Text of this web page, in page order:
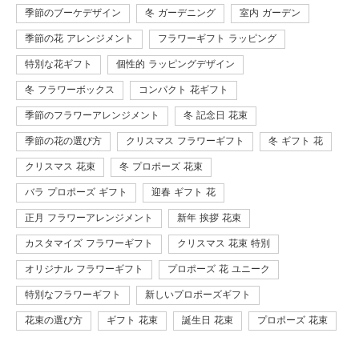
季節のブーケデザイン 冬 ガーデニング 室内 ガーデン
季節の花 アレンジメント フラワーギフト ラッピング
特別な花ギフト 個性的 ラッピングデザイン
冬 フラワーボックス コンパクト 花ギフト
季節のフラワーアレンジメント 冬 記念日 花束
季節の花の選び方 クリスマス フラワーギフト 冬 ギフト 花
クリスマス 花束 冬 プロポーズ 花束
バラ プロポーズ ギフト 迎春 ギフト 花
正月 フラワーアレンジメント 新年 挨拶 花束
カスタマイズ フラワーギフト クリスマス 花束 特別
オリジナル フラワーギフト プロポーズ 花 ユニーク
特別なフラワーギフト 新しいプロポーズギフト
花束の選び方 ギフト 花束 誕生日 花束 プロポーズ 花束